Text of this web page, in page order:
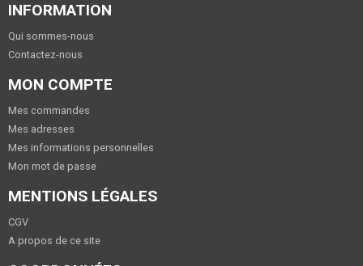
INFORMATION
Qui sommes-nous
Contactez-nous
MON COMPTE
Mes commandes
Mes adresses
Mes informations personnelles
Mon mot de passe
MENTIONS LÉGALES
CGV
A propos de ce site